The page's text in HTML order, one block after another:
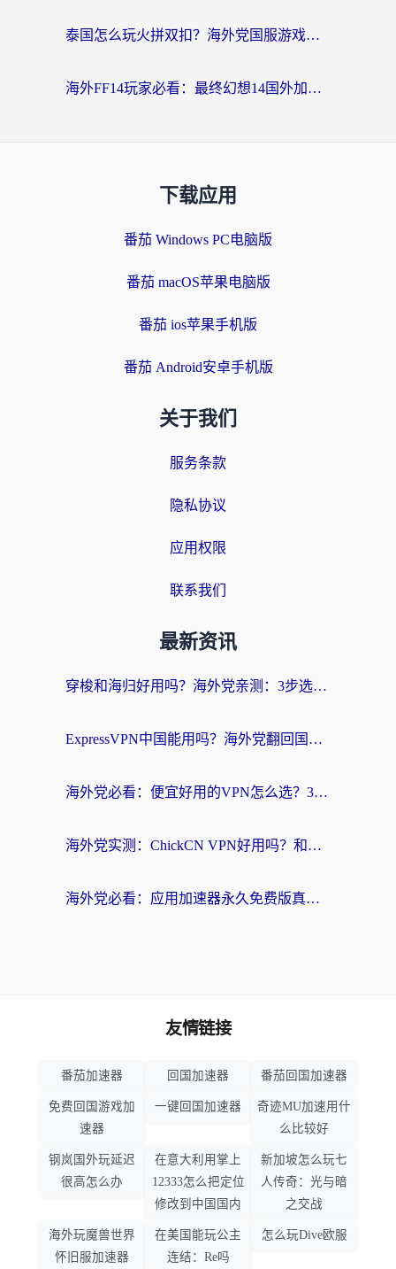
泰国怎么玩火拼双扣？海外党国服游戏加速终极指南（附暗区突围植物大战僵尸实测）
海外FF14玩家必看：最终幻想14国外加速器下载安装全攻略+卡顿解决秘籍
下载应用
番茄 Windows PC电脑版
番茄 macOS苹果电脑版
番茄 ios苹果手机版
番茄 Android安卓手机版
关于我们
服务条款
隐私协议
应用权限
联系我们
最新资讯
穿梭和海归好用吗？海外党亲测：3步选对回国加速器，无缝刷国内剧玩手游
ExpressVPN中国能用吗？海外党翻回国内的加速器选择指南（附番茄加速器实测）
海外党必看：便宜好用的VPN怎么选？3步解决回国访问难题+Steam改区技巧
海外党实测：ChickCN VPN好用吗？和OurPlay VPN对比哪个回国效果更好？附避坑指南
海外党必看：应用加速器永久免费版真的靠谱吗？教你选对回国加速器无缝刷国内资源
友情链接
番茄加速器 回国加速器 番茄回国加速器
免费回国游戏加
速器
一键回国加速器
奇迹MU加速用什
么比较好
钢岚国外玩延迟
很高怎么办
在意大利用掌上
12333怎么把定位
修改到中国国内
新加坡怎么玩七
人传奇：光与暗
之交战
海外玩魔兽世界
怀旧服加速器
在美国能玩公主
连结：Re吗
怎么玩Dive欧服